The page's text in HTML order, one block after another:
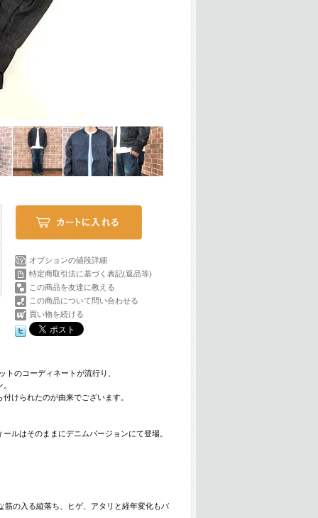
オプションの値段詳細
特定商取引法に基づく表記(返品等)
この商品を友達に教える
この商品について問い合わせる
買い物を続ける
のコーディネートが流行り、
けられたのが由来でございます。
ルはそのままにデニムバージョンにて登場。
筋の入る縦落ち、ヒゲ、アタリと経年変化もバ